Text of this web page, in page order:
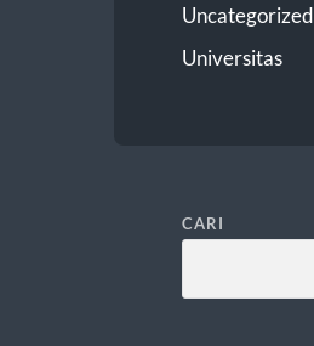
Uncategorized
Universitas
CARI